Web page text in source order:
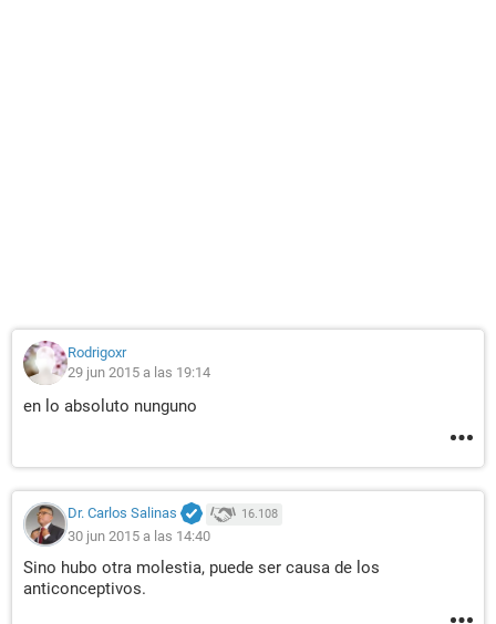
Rodrigoxr
29 jun 2015 a las 19:14
en lo absoluto nunguno
Dr. Carlos Salinas 16.108
30 jun 2015 a las 14:40
Sino hubo otra molestia, puede ser causa de los
anticonceptivos.